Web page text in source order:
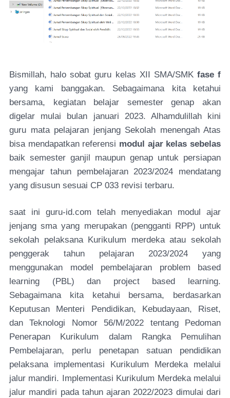
Bismillah, halo sobat guru kelas XII SMA/SMK fase f
yang kami banggakan. Sebagaimana kita ketahui
bersama, kegiatan belajar semester genap akan
digelar mulai bulan januari 2023. Alhamdulillah kini
guru mata pelajaran jenjang Sekolah menengah Atas
bisa mendapatkan referensi modul ajar kelas sebelas
baik semester ganjil maupun genap untuk persiapan
mengajar tahun pembelajaran 2023/2024 mendatang
yang disusun sesuai CP 033 revisi terbaru.
saat ini guru-id.com telah menyediakan modul ajar
jenjang sma yang merupakan (pengganti RPP) untuk
sekolah pelaksana Kurikulum merdeka atau sekolah
penggerak tahun pelajaran 2023/2024 yang
menggunakan model pembelajaran problem based
learning (PBL) dan project based learning.
Sebagaimana kita ketahui bersama, berdasarkan
Keputusan Menteri Pendidikan, Kebudayaan, Riset,
dan Teknologi Nomor 56/M/2022 tentang Pedoman
Penerapan Kurikulum dalam Rangka Pemulihan
Pembelajaran, perlu penetapan satuan pendidikan
pelaksana implementasi Kurikulum Merdeka melalui
jalur mandiri. Implementasi Kurikulum Merdeka melalui
jalur mandiri pada tahun ajaran 2022/2023 dimulai dari